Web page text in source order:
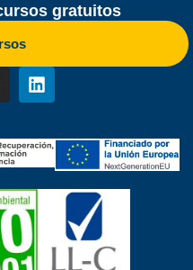
gratuitos